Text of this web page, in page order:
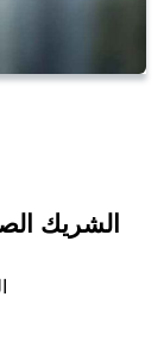
الشريك